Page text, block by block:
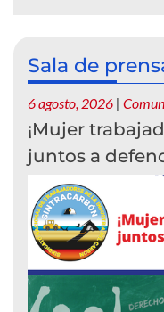
Sala de
6 agosto, 2026 |
¡Mujer
juntos a